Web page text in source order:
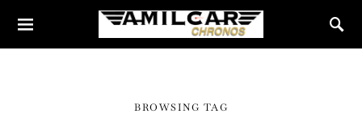
BROWSING TAG